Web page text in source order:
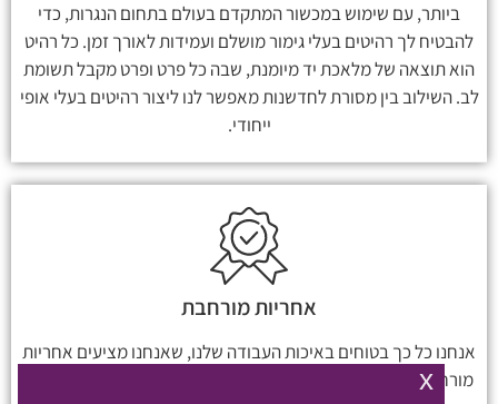
ביותר, עם שימוש במכשור המתקדם בעולם בתחום הנגרות, כדי
להבטיח לך רהיטים בעלי גימור מושלם ועמידות לאורך זמן. כל רהיט
הוא תוצאה של מלאכת יד מיומנת, שבה כל פרט ופרט מקבל תשומת
לב. השילוב בין מסורת לחדשנות מאפשר לנו ליצור רהיטים בעלי אופי
ייחודי.
אחריות מורחבת
אנחנו כל כך בטוחים באיכות העבודה שלנו, שאנחנו מציעים אחריות
מורחבת לכל החיים. כך שתוכל ליהנות מהרהיטים שלך במשך שנים
x